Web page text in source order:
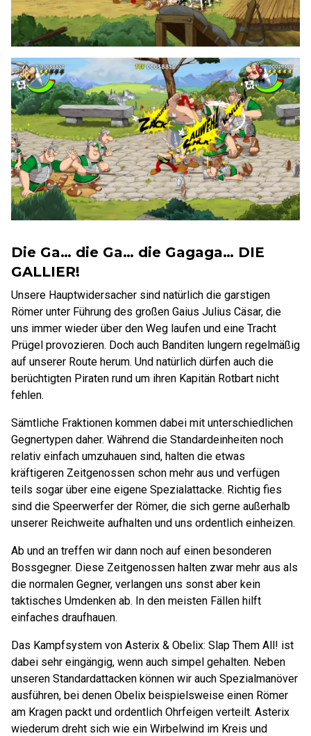
Die Ga… die Ga… die Gagaga… DIE
GALLIER!
Unsere Hauptwidersacher sind natürlich die garstigen
Römer unter Führung des großen Gaius Julius Cäsar, die
uns immer wieder über den Weg laufen und eine Tracht
Prügel provozieren. Doch auch Banditen lungern regelmäßig
auf unserer Route herum. Und natürlich dürfen auch die
berüchtigten Piraten rund um ihren Kapitän Rotbart nicht
fehlen.
Sämtliche Fraktionen kommen dabei mit unterschiedlichen
Gegnertypen daher. Während die Standardeinheiten noch
relativ einfach umzuhauen sind, halten die etwas
kräftigeren Zeitgenossen schon mehr aus und verfügen
teils sogar über eine eigene Spezialattacke. Richtig fies
sind die Speerwerfer der Römer, die sich gerne außerhalb
unserer Reichweite aufhalten und uns ordentlich einheizen.
Ab und an treffen wir dann noch auf einen besonderen
Bossgegner. Diese Zeitgenossen halten zwar mehr aus als
die normalen Gegner, verlangen uns sonst aber kein
taktisches Umdenken ab. In den meisten Fällen hilft
einfaches draufhauen.
Das Kampfsystem von Asterix & Obelix: Slap Them All! ist
dabei sehr eingängig, wenn auch simpel gehalten. Neben
unseren Standardattacken können wir auch Spezialmanöver
ausführen, bei denen Obelix beispielsweise einen Römer
am Kragen packt und ordentlich Ohrfeigen verteilt. Asterix
wiederum dreht sich wie ein Wirbelwind im Kreis und